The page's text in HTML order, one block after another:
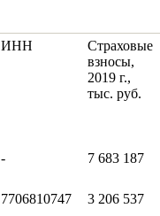
ИНН
Страховые
взносы,
2019 г.,
тыс. руб.
- 7 683 187
7706810747 3 206 537